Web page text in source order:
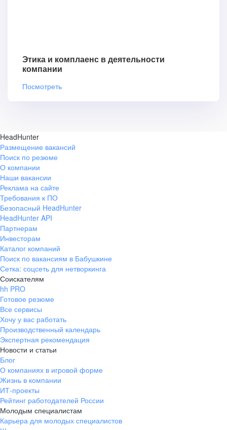
Этика и комплаенс в деятельности
компании
Посмотреть
HeadHunter
Размещение вакансий
Поиск по резюме
О компании
Наши вакансии
Реклама на сайте
Требования к ПО
Безопасный HeadHunter
HeadHunter API
Партнерам
Инвесторам
Каталог компаний
Поиск по вакансиям в Бабушкине
Сетка: соцсеть для нетворкинга
Соискателям
hh PRO
Готовое резюме
Все сервисы
Хочу у вас работать
Производственный календарь
Экспертная рекомендация
Новости и статьи
Блог
О компаниях в игровой форме
Жизнь в компании
ИТ-проекты
Рейтинг работодателей России
Молодым специалистам
Карьера для молодых специалистов